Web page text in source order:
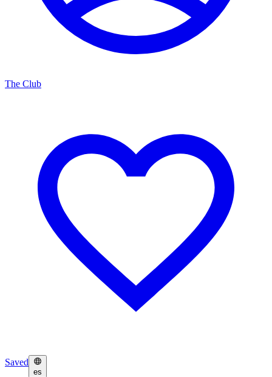
The Club
Saved
es